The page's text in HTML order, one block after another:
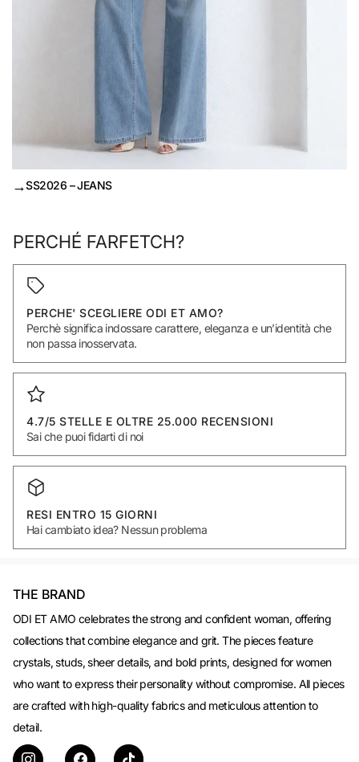
→SS2026 – JEANS
PERCHÉ FARFETCH?
PERCHE' SCEGLIERE ODI ET AMO?
Perchè significa indossare carattere, eleganza e un’identità che
non passa inosservata.
4.7/5 STELLE E OLTRE 25.000 RECENSIONI
Sai che puoi fidarti di noi
RESI ENTRO 15 GIORNI
Hai cambiato idea? Nessun problema
THE BRAND
ODI ET AMO celebrates the strong and confident woman, offering
collections that combine elegance and grit. The pieces feature
crystals, studs, sheer details, and bold prints, designed for women
who want to express their personality without compromise. All pieces
are crafted with high-quality fabrics and meticulous attention to
detail.